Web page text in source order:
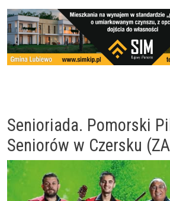
Senioriada. Pomorski
Seniorów w Czersku